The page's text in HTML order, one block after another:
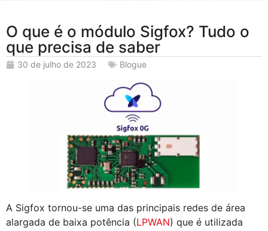
O que é o módulo Sigfox? Tudo o
que precisa de saber
30 de julho de 2023 Blogue
A Sigfox tornou-se uma das principais redes de área
alargada de baixa potência (LPWAN) que é utilizada